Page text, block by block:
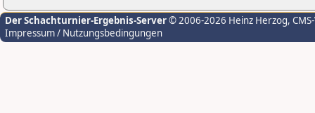
Der Schachturnier-Ergebnis-Server© 2006-2026 Heinz Herzog,
Impressum / Nutzungsbedingungen